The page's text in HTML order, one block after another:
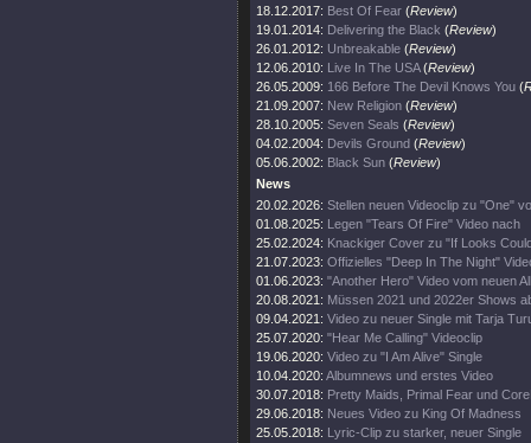
18.12.2017: Best Of Fear (Review)
19.01.2014: Delivering the Black (Review)
26.01.2012: Unbreakable (Review)
12.06.2010: Live In The USA(Review)
26.05.2009: 166 Before The Devil Knows You (
21.09.2007: New Religion (Review)
28.10.2005: Seven Seals (Review)
04.02.2004: Devils Ground (Review)
05.06.2002: Black Sun (Review)
News
20.02.2026: Stellen neuen Videoclip zu "One"
01.08.2025: Legen "Tears Of Fire" Video nach
25.02.2024: Knackiger Cover zu "If Looks
21.07.2023: Offizielles "Deep In The Night"
01.06.2023: "Another Hero" Video vom neuen
20.08.2021: Müssen 2021 und 2022er Shows
09.04.2021: Video zu neuer Single mit Tarja
25.07.2020: "Hear Me Calling" Videoclip
19.06.2020: Video zu "I Am Alive" Single
10.04.2020: Albumnews und erstes Video
30.07.2018: Pretty Maids, Primal Fear und
29.06.2018: Neues Video zu King Of Madness
25.05.2018: Lyric-Clip zu starker, neuer Single